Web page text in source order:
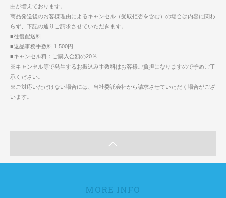
由が増えております。
商品発送後のお客様理由によるキャンセル（受取拒否を含む）の場合は内容に関わ
らず、下記の通りご請求させていただきます。
■往復配送料
■返品事務手数料 1,500円
■キャンセル料：ご購入金額の20％
※キャンセル等で発生するお振込み手数料はお客様ご負担になりますので予めご了
承ください。
※ご対応いただけない場合には、当社委託会社から請求させていただく場合がござ
います。
MORE INFO